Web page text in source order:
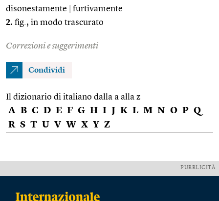
disonestamente
furtivamente
2. fig., in modo trascurato
Correzioni e suggerimenti
Condividi
Il dizionario di italiano dalla a alla z
A B C D E F G H I J K L M N O P Q
R S T U V W X Y Z
PUBBLICITÀ